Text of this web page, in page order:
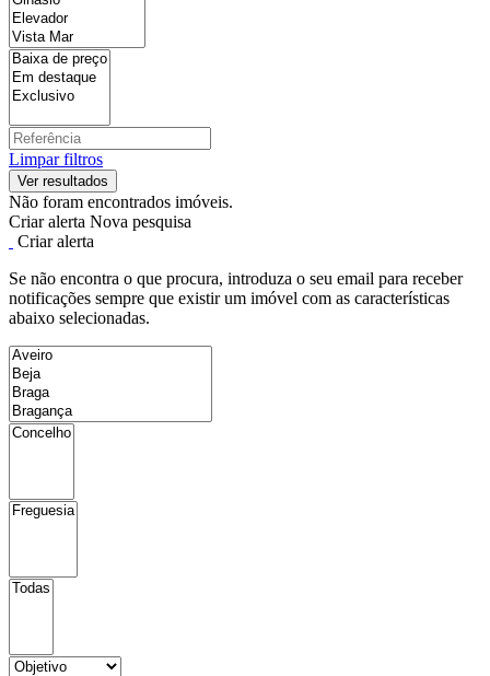
Limpar filtros
Não foram encontrados imóveis.
Criar alerta Nova pesquisa
Criar alerta
Se não encontra o que procura, introduza o seu email para receber
notificações sempre que existir um imóvel com as características
abaixo selecionadas.